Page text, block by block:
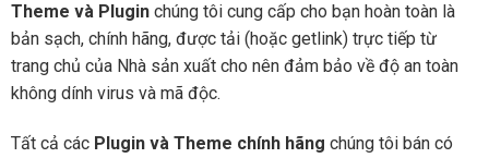
Theme và Plugin chúng tôi cung cấp cho bạn hoàn toàn là
bản sạch, chính hãng, được tải (hoặc getlink) trực tiếp từ
trang chủ của Nhà sản xuất cho nên đảm bảo về độ an toàn
không dính virus và mã độc.
Tất cả các Plugin và Theme chính hãng chúng tôi bán có